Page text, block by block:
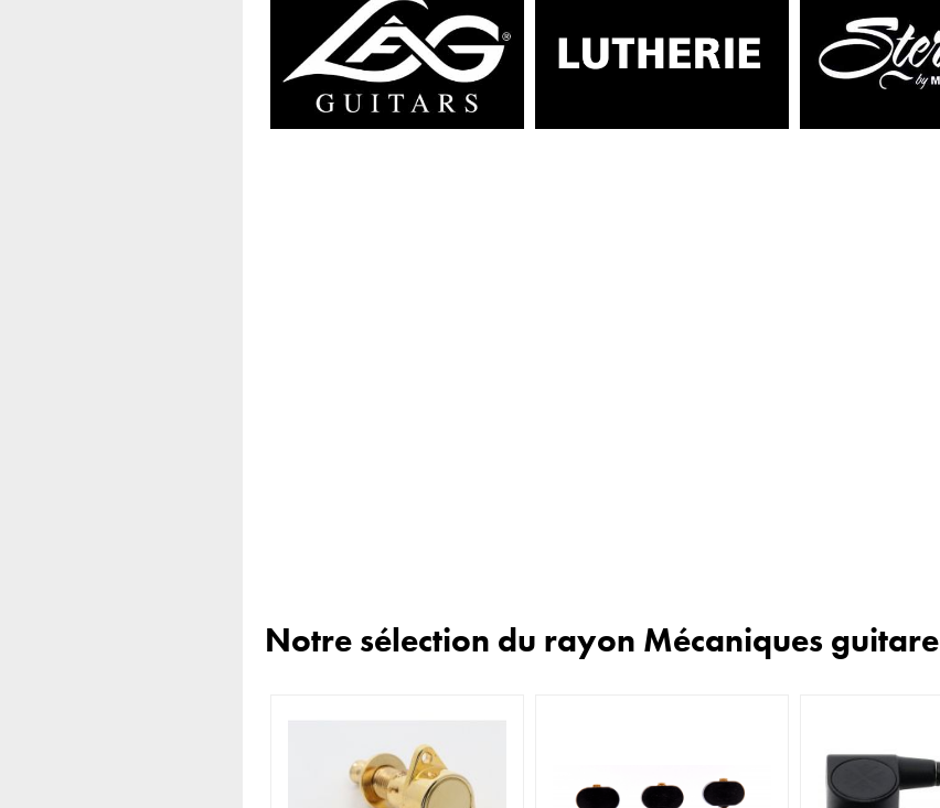
Notre sélection du rayon Mécaniques guitare